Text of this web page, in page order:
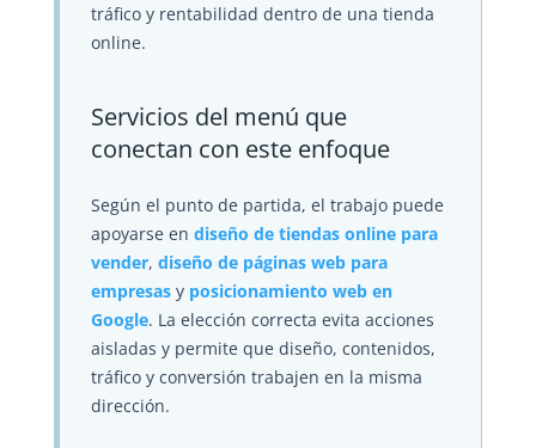
tráfico y rentabilidad dentro de una tienda
online.
Servicios del menú que
conectan con este enfoque
Según el punto de partida, el trabajo puede
apoyarse en diseño de tiendas online para
vender, diseño de páginas web para
empresasy posicionamiento web en
Google. La elección correcta evita acciones
aisladas y permite que diseño, contenidos,
tráfico y conversión trabajen en la misma
dirección.